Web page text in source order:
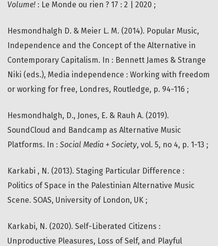
Volume! : Le Monde ou rien ? 17 : 2 | 2020 ;
Hesmondhalgh D. & Meier L. M. (2014). Popular Music,
Independence and the Concept of the Alternative in
Contemporary Capitalism. In : Bennett James & Strange
Niki (eds.), Media independence : Working with freedom
or working for free, Londres, Routledge, p. 94-116 ;
Hesmondhalgh, D., Jones, E. & Rauh A. (2019).
SoundCloud and Bandcamp as Alternative Music
Platforms. In : Social Media + Society, vol. 5, no 4, p. 1-13 ;
Karkabi , N. (2013). Staging Particular Difference :
Politics of Space in the Palestinian Alternative Music
Scene. SOAS, University of London, UK ;
Karkabi, N. (2020). Self-Liberated Citizens :
Unproductive Pleasures, Loss of Self, and Playful